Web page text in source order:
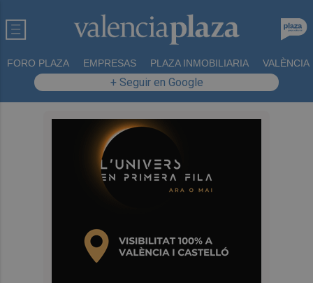
FORO PLAZA EMPRESAS PLAZA INMOBILIARIA VALÈNCIA
+ Seguir en Google